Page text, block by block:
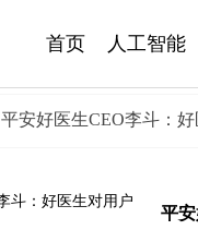
首页 人工智能
安好医生CEO李斗：
平